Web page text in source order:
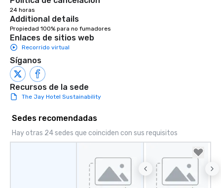
24 horas
Additional details
Propiedad 100% para no fumadores
Enlaces de sitios web
Recorrido virtual
Síganos
Recursos de la sede
The Jay Hotel Sustainability
Sedes recomendadas
Hay otras 24 sedes que coinciden con sus requisitos